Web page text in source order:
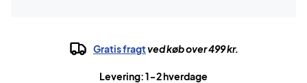
Gratis fragtved køb over 499 kr.
Levering: 1-2 hverdage